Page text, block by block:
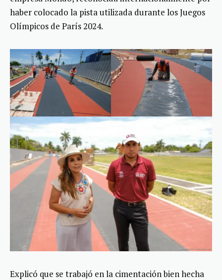
haber colocado la pista utilizada durante los Juegos
Olímpicos de París 2024.
Explicó que se trabajó en la cimentación bien hecha